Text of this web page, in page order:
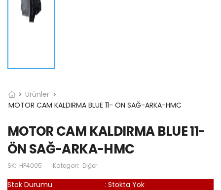
Ürünler
MOTOR CAM KALDIRMA BLUE 11- ÖN SAĞ-ARKA-HMC
MOTOR CAM KALDIRMA BLUE 11-
ÖN SAĞ-ARKA-HMC
SK: HP4005 Kategori: Diğer
Stok Durumu : Stokta Yok